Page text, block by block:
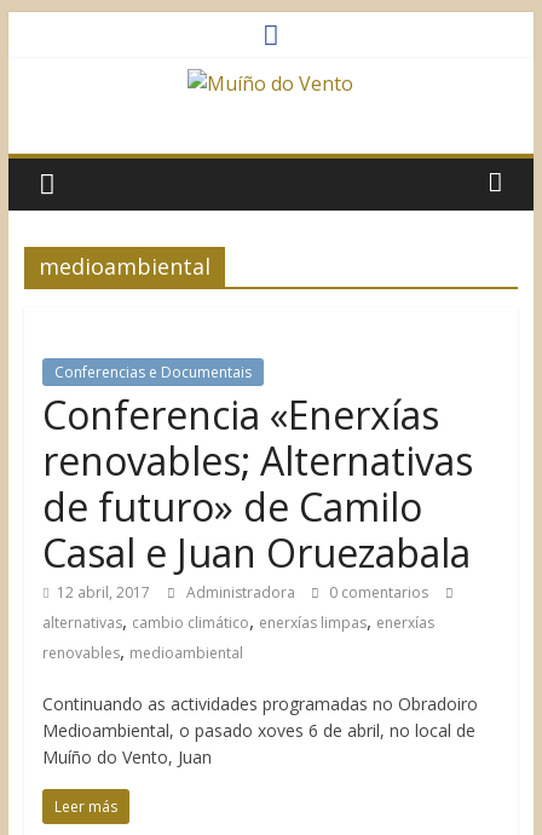
do
Vento
medioambiental
Conferencias e Documentais
Conferencia «Enerxías
renovables; Alternativas
de futuro» de Camilo
Casal e Juan Oruezabala
12 abril, 2017 Administradora
0 comentarios
alternativas, cambio climático, enerxías limpas, enerxías
renovables, medioambiental
Continuando as actividades programadas no Obradoiro
Medioambiental, o pasado xoves 6 de abril, no local de
Muíño do Vento, Juan
Leer más